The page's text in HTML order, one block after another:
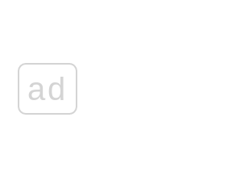
ad